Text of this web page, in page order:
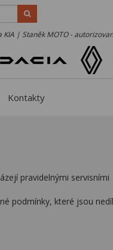
| Staněk MOTO -
Kontakty
pravidelnými servisními
podmínky, které jsou